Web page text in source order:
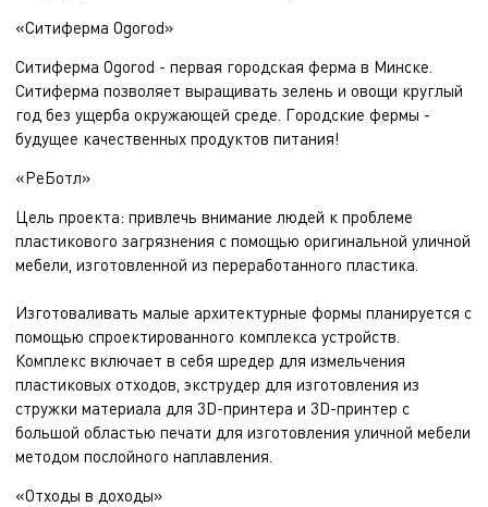
«Ситиферма Ogorod»
Cитиферма Ogorod - первая городская ферма в Минске.
Ситиферма позволяет выращивать зелень и овощи круглый
год без ущерба окружающей среде. Городские фермы -
будущее качественных продуктов питания!
«РеБотл»
Цель проекта: привлечь внимание людей к проблеме
пластикового загрязнения с помощью оригинальной уличной
мебели, изготовленной из переработанного пластика.
Изготоваливать малые архитектурные формы планируется с
помощью спроектированного комплекса устройств.
Комплекс включает в себя шредер для измельчения
пластиковых отходов, экструдер для изготовления из
стружки материала для 3D-принтера и 3D-принтер с
большой областью печати для изготовления уличной мебели
методом послойного наплавления.
«Отходы в доходы»